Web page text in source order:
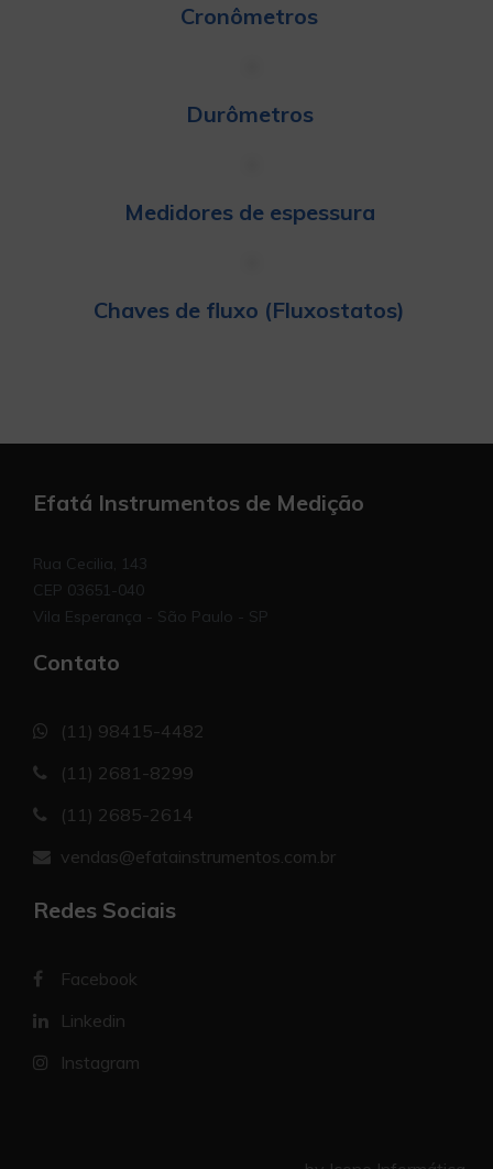
Cronômetros
Durômetros
Medidores de espessura
Chaves de fluxo (Fluxostatos)
Efatá Instrumentos de Medição
Rua Cecilia, 143
CEP 03651-040
Vila Esperança - São Paulo - SP
Contato
(11) 98415-4482
(11) 2681-8299
(11) 2685-2614
vendas@efatainstrumentos.com.br
Redes Sociais
Facebook
Linkedin
Instagram